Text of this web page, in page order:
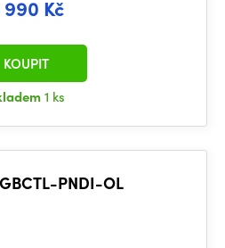
Kč
1 ks
KOUPIT
PNDI-OL